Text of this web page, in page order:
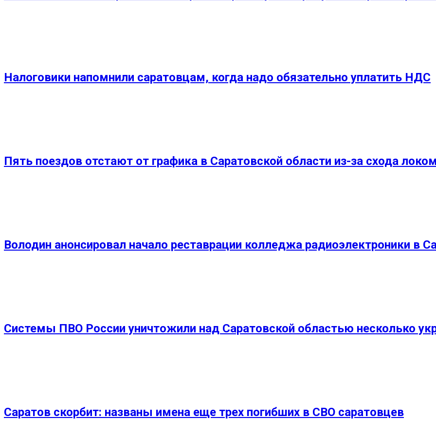
Налоговики напомнили саратовцам, когда надо обязательно уплатить НДС
Пять поездов отстают от графика в Саратовской области из-за схода
Володин анонсировал начало реставрации колледжа радиоэлектроники в
Системы ПВО России уничтожили над Саратовской областью несколько
Саратов скорбит: названы имена еще трех погибших в СВО саратовцев